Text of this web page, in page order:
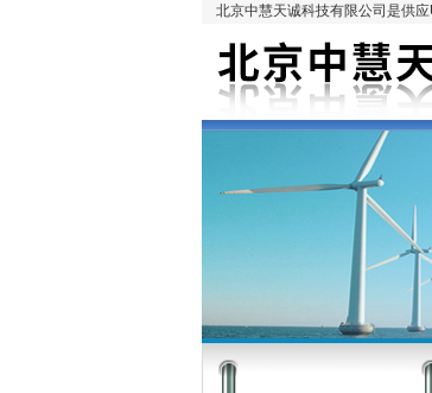
北京中慧天诚科技有限公司是供应